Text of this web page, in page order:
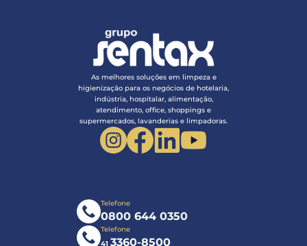
As melhores soluções em limpeza e
higienização para os negócios de hotelaria,
indústria, hospitalar, alimentação,
atendimento, office, shoppings e
supermercados, lavanderias e limpadoras.
Telefone
0800 644 0350
Telefone
41 3360-8500